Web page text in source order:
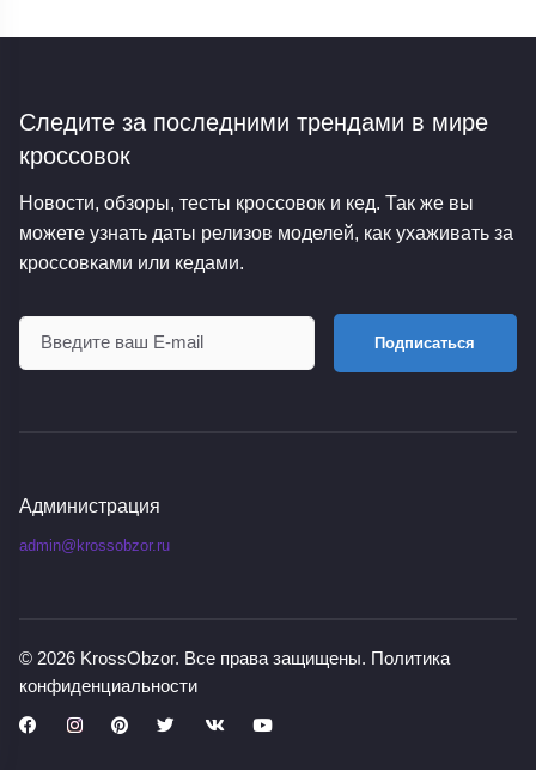
Следите за последними трендами в мире
кроссовок
Новости, обзоры, тесты кроссовок и кед. Так же вы
можете узнать даты релизов моделей, как ухаживать за
кроссовками или кедами.
Подписаться
Администрация
admin@krossobzor.ru
© 2026 KrossObzor. Все права защищены. Политика
конфиденциальности